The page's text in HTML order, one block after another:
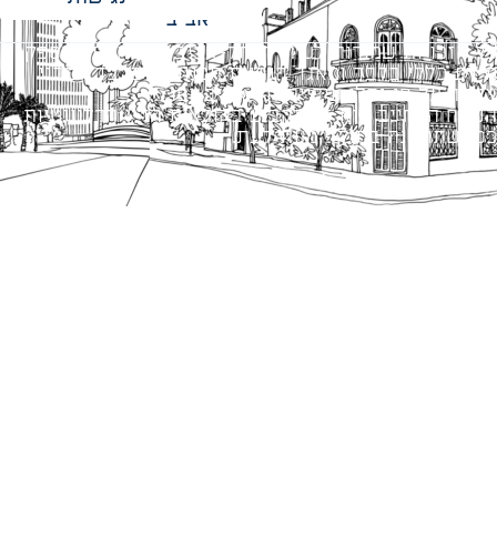
אביב
כל הזכויות שמורות לעיריית תל-אביב-יפו. האתר מספק
מידע כללי בלבד ומאגד הנחיות תכנוניות בלבד למבני
ציבור על פי נהלי עיריית תל אביב-יפו.
הנוסח המחייב הוא זה הקבוע בהוראות הדין הרלוונטיות
כפי שתהיינה בתוקף מעת לעת.